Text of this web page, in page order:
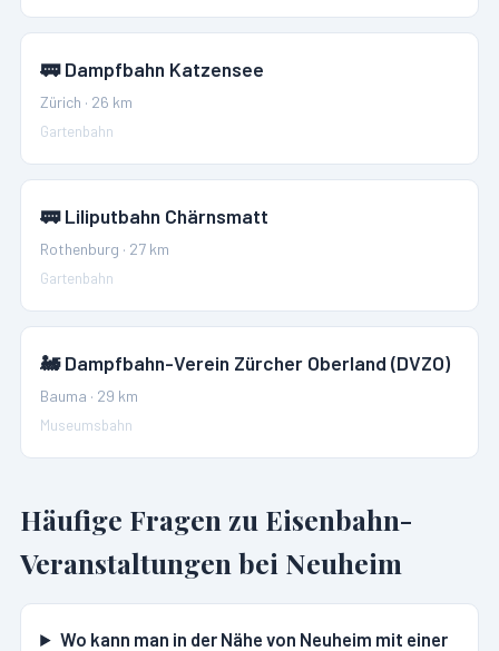
🚃 Dampfbahn Katzensee
Zürich · 26 km
Gartenbahn
🚃 Liliputbahn Chärnsmatt
Rothenburg · 27 km
Gartenbahn
🚂 Dampfbahn-Verein Zürcher Oberland (DVZO)
Bauma · 29 km
Museumsbahn
Häufige Fragen zu Eisenbahn-
Veranstaltungen bei Neuheim
Wo kann man in der Nähe von Neuheim mit einer